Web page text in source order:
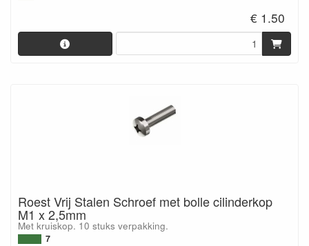
€ 1.50
Roest Vrij Stalen Schroef met bolle cilinderkop
M1 x 2,5mm
Met kruiskop. 10 stuks verpakking.
7